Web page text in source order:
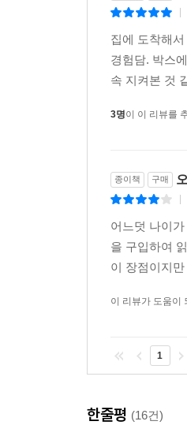
집에 도착해
경험담. 박스
속 지켜본 것
3명이 이 리뷰를
종이책 구매
어느덧 나이
을 구입하여
이 장점이지
이 리뷰가 도움이
1
한줄평 (16건)